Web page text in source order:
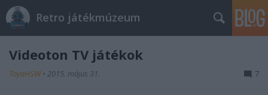
Retro játékmúzeum
Videoton TV játékok
ToyaHSW • 2015. május 31. 7